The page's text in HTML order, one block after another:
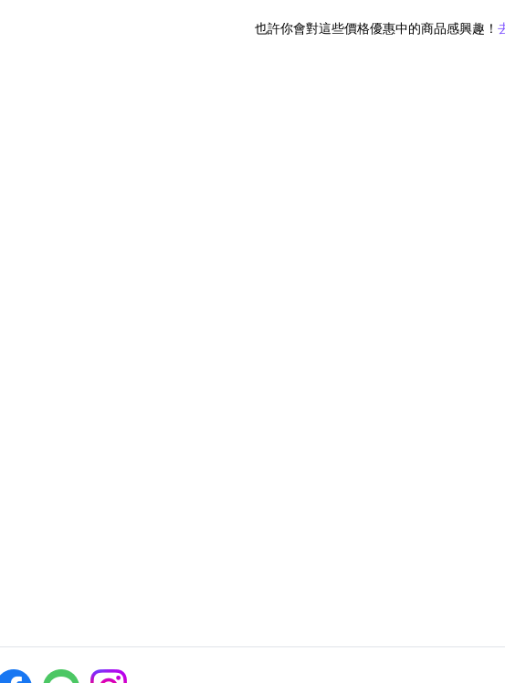
也許你會對這些價格優惠中的商品感興趣！